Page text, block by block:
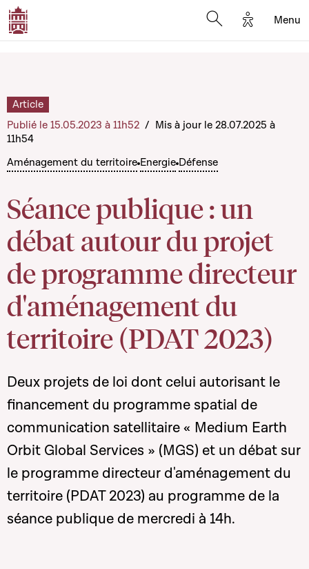
Options
Menu
Aménagement du territoire Energie Défense
Séance publique : un
débat autour du projet
de programme directeur
d'aménagement du
territoire (PDAT 2023)
Article
Publié le 15.05.2023 à 11h52 / Mis à jour le 28.07.2025 à
11h54
Deux projets de loi dont celui autorisant le
financement du programme spatial de
communication satellitaire « Medium Earth
Orbit Global Services » (MGS) et un débat sur
le programme directeur d'aménagement du
territoire (PDAT 2023) au programme de la
séance publique de mercredi à 14h.